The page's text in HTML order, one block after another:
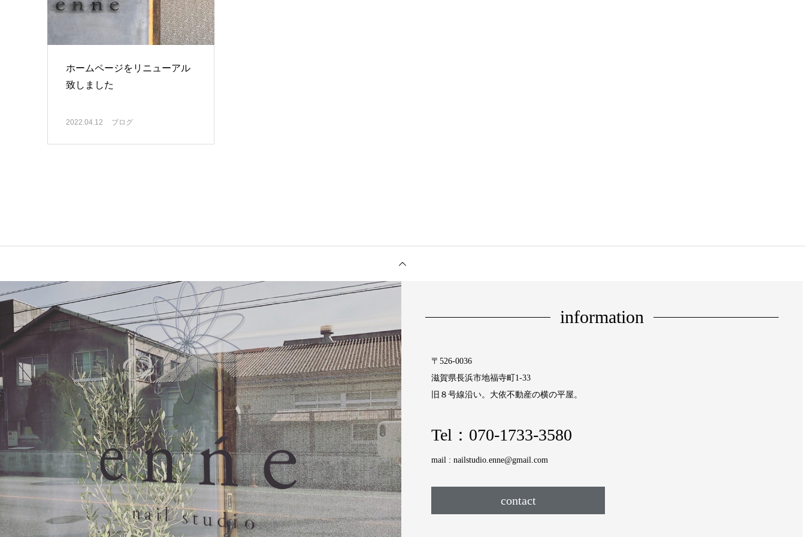
ホームページをリニューアル
致しました
2022.04.12 ブログ
information
〒526-0036
滋賀県長浜市地福寺町1‐33
旧８号線沿い。大依不動産の横の平屋。
Tel： 070-1733-3580
mail : nailstudio.enne@gmail.com
contact